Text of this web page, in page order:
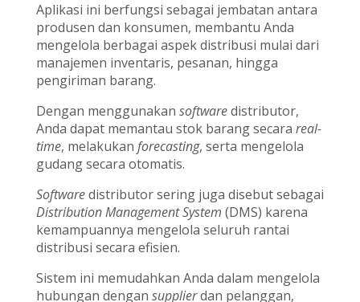
Aplikasi ini berfungsi sebagai jembatan antara
produsen dan konsumen, membantu Anda
mengelola berbagai aspek distribusi mulai dari
manajemen inventaris, pesanan, hingga
pengiriman barang.
Dengan menggunakan softwaredistributor,
Anda dapat memantau stok barang secara real-
time, melakukan forecasting, serta mengelola
gudang secara otomatis.
Softwaredistributor sering juga disebut sebagai
Distribution Management System (DMS) karena
kemampuannya mengelola seluruh rantai
distribusi secara efisien.
Sistem ini memudahkan Anda dalam mengelola
hubungan dengan supplierdan pelanggan,